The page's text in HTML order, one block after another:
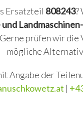
Ersatzteil 808243?
prüfen wir die
mögliche
Angabe der
|